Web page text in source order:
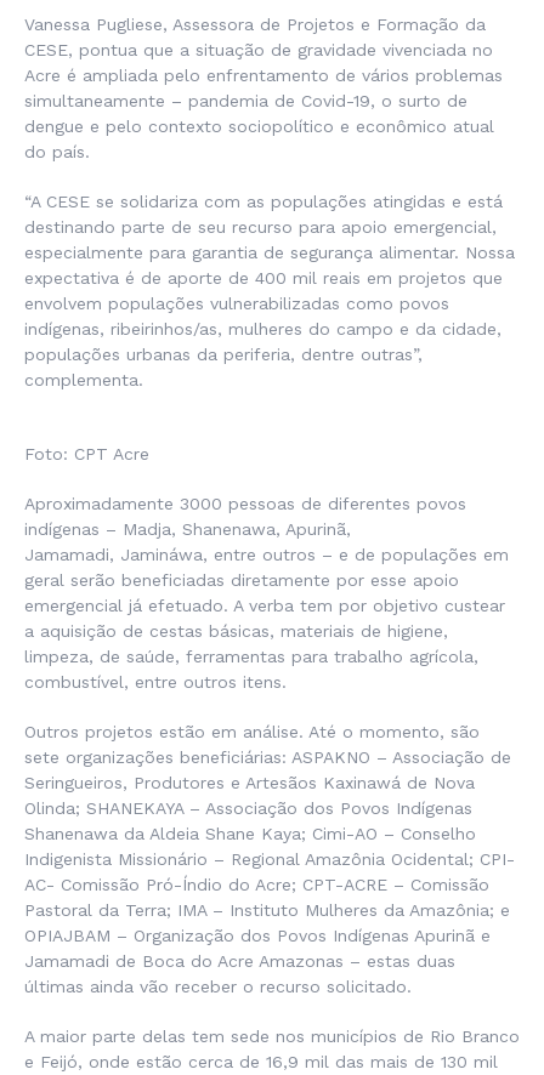
Vanessa Pugliese, Assessora de Projetos e Formação da
CESE, pontua que a situação de gravidade vivenciada no
Acre é ampliada pelo enfrentamento de vários problemas
simultaneamente – pandemia de Covid-19, o surto de
dengue e pelo contexto sociopolítico e econômico atual
do país.
“A CESE se solidariza com as populações atingidas e está
destinando parte de seu recurso para apoio emergencial,
especialmente para garantia de segurança alimentar. Nossa
expectativa é de aporte de 400 mil reais em projetos que
envolvem populações vulnerabilizadas como povos
indígenas, ribeirinhos/as, mulheres do campo e da cidade,
populações urbanas da periferia, dentre outras”,
complementa.
Foto: CPT Acre
Aproximadamente 3000 pessoas de diferentes povos
indígenas – Madja, Shanenawa, Apurinã,
Jamamadi, Jamináwa, entre outros – e de populações em
geral serão beneficiadas diretamente por esse apoio
emergencial já efetuado. A verba tem por objetivo custear
a aquisição de cestas básicas, materiais de higiene,
limpeza, de saúde, ferramentas para trabalho agrícola,
combustível, entre outros itens.
Outros projetos estão em análise. Até o momento, são
sete organizações beneficiárias: ASPAKNO – Associação de
Seringueiros, Produtores e Artesãos Kaxinawá de Nova
Olinda; SHANEKAYA – Associação dos Povos Indígenas
Shanenawa da Aldeia Shane Kaya; Cimi-AO – Conselho
Indigenista Missionário – Regional Amazônia Ocidental; CPI-
AC- Comissão Pró-Índio do Acre; CPT-ACRE – Comissão
Pastoral da Terra; IMA – Instituto Mulheres da Amazônia; e
OPIAJBAM – Organização dos Povos Indígenas Apurinã e
Jamamadi de Boca do Acre Amazonas – estas duas
últimas ainda vão receber o recurso solicitado.
A maior parte delas tem sede nos municípios de Rio Branco
e Feijó, onde estão cerca de 16,9 mil das mais de 130 mil